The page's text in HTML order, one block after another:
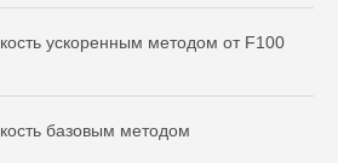
ускоренным методом от F100
базовым методом